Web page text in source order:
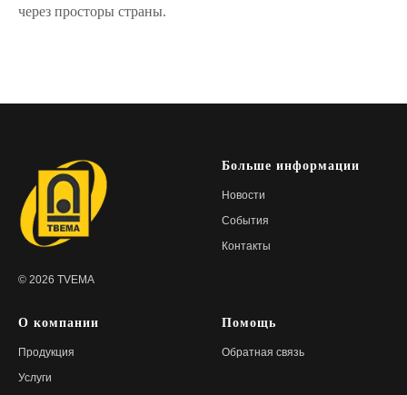
через просторы страны.
© 2026 TVEMA
Больше информации
Новости
События
Контакты
О компании
Продукция
Услуги
Помощь
Обратная связь